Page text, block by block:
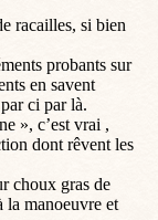
racailles, si bien
probants sur
en savent
ci par là.
», c’est vrai ,
dont rêvent les
choux gras de
la manoeuvre et